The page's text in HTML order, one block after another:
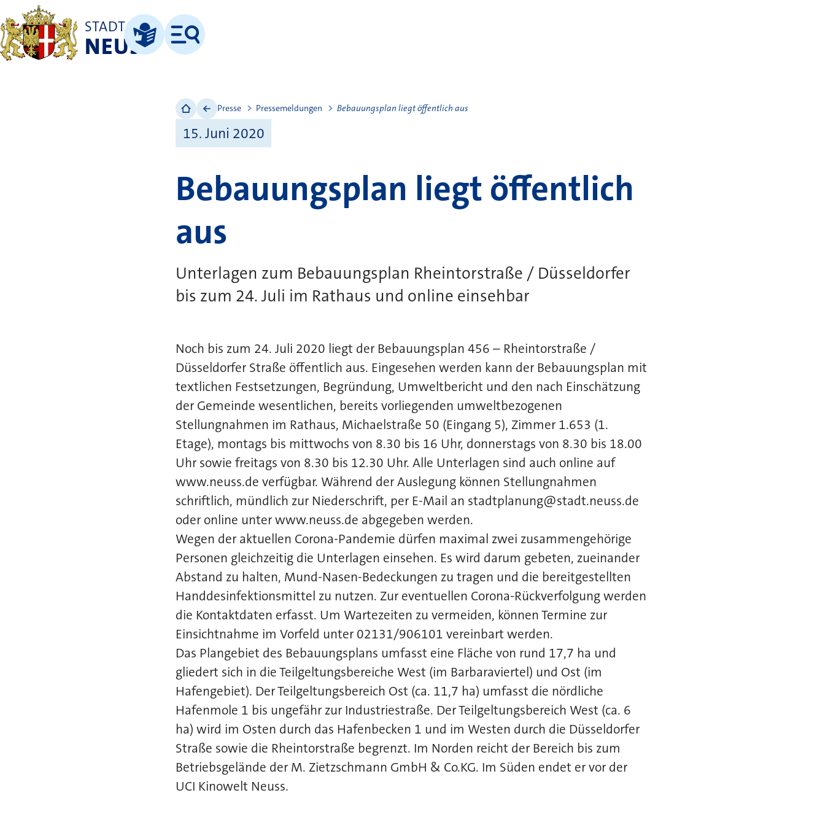
STADT
NEUSSLeichte Sprache
Menü
Presse Pressemeldungen Bebauungsplan liegt öffentlich aus
15. Juni 2020
Bebauungsplan liegt öffentlich
aus
Unterlagen zum Bebauungsplan Rheintorstraße / Düsseldorfer
bis zum 24. Juli im Rathaus und online einsehbar
Noch bis zum 24. Juli 2020 liegt der Bebauungsplan 456 – Rheintorstraße /
Düsseldorfer Straße öffentlich aus. Eingesehen werden kann der Bebauungsplan mit
textlichen Festsetzungen, Begründung, Umweltbericht und den nach Einschätzung
der Gemeinde wesentlichen, bereits vorliegenden umweltbezogenen
Stellungnahmen im Rathaus, Michaelstraße 50 (Eingang 5), Zimmer 1.653 (1.
Etage), montags bis mittwochs von 8.30 bis 16 Uhr, donnerstags von 8.30 bis 18.00
Uhr sowie freitags von 8.30 bis 12.30 Uhr. Alle Unterlagen sind auch online auf
www.neuss.de verfügbar. Während der Auslegung können Stellungnahmen
schriftlich, mündlich zur Niederschrift, per E-Mail an stadtplanung@stadt.neuss.de
oder online unter www.neuss.de abgegeben werden.
Wegen der aktuellen Corona-Pandemie dürfen maximal zwei zusammengehörige
Personen gleichzeitig die Unterlagen einsehen. Es wird darum gebeten, zueinander
Abstand zu halten, Mund-Nasen-Bedeckungen zu tragen und die bereitgestellten
Handdesinfektionsmittel zu nutzen. Zur eventuellen Corona-Rückverfolgung werden
die Kontaktdaten erfasst. Um Wartezeiten zu vermeiden, können Termine zur
Einsichtnahme im Vorfeld unter 02131/906101 vereinbart werden.
Das Plangebiet des Bebauungsplans umfasst eine Fläche von rund 17,7 ha und
gliedert sich in die Teilgeltungsbereiche West (im Barbaraviertel) und Ost (im
Hafengebiet). Der Teilgeltungsbereich Ost (ca. 11,7 ha) umfasst die nördliche
Hafenmole 1 bis ungefähr zur Industriestraße. Der Teilgeltungsbereich West (ca. 6
ha) wird im Osten durch das Hafenbecken 1 und im Westen durch die Düsseldorfer
Straße sowie die Rheintorstraße begrenzt. Im Norden reicht der Bereich bis zum
Betriebsgelände der M. Zietzschmann GmbH & Co.KG. Im Süden endet er vor der
UCI Kinowelt Neuss.